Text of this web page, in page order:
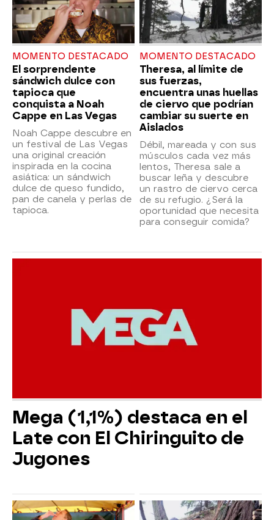
MOMENTO DESTACADO
El sorprendente
sándwich dulce con
tapioca que
conquista a Noah
Cappe en Las Vegas
Noah Cappe descubre en
un festival de Las Vegas
una original creación
inspirada en la cocina
asiática: un sándwich
dulce de queso fundido,
pan de canela y perlas de
tapioca.
MOMENTO DESTACADO
Theresa, al límite de
sus fuerzas,
encuentra unas huellas
de ciervo que podrían
cambiar su suerte en
Aislados
Débil, mareada y con sus
músculos cada vez más
lentos, Theresa sale a
buscar leña y descubre
un rastro de ciervo cerca
de su refugio. ¿Será la
oportunidad que necesita
para conseguir comida?
Mega (1,1%) destaca en el
Late con El Chiringuito de
Jugones